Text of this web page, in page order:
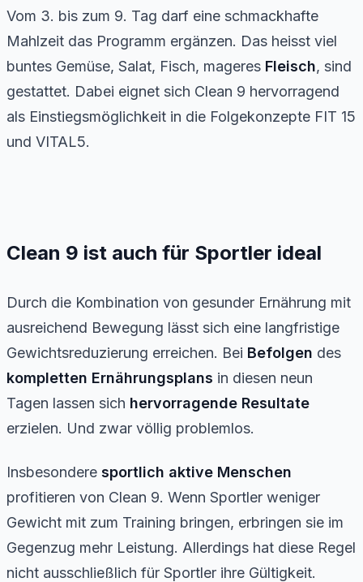
Vom 3. bis zum 9. Tag darf eine schmackhafte
Mahlzeit das Programm ergänzen. Das heisst viel
buntes Gemüse, Salat, Fisch, mageres Fleisch, sind
gestattet. Dabei eignet sich Clean 9 hervorragend
als Einstiegsmöglichkeit in die Folgekonzepte FIT 15
und VITAL5.
Clean 9 ist auch für Sportler ideal
Durch die Kombination von gesunder Ernährung mit
ausreichend Bewegung lässt sich eine langfristige
Gewichtsreduzierung erreichen. Bei Befolgen des
kompletten Ernährungsplans in diesen neun
Tagen lassen sich hervorragende Resultate
erzielen. Und zwar völlig problemlos.
Insbesondere sportlich aktive Menschen
profitieren von Clean 9. Wenn Sportler weniger
Gewicht mit zum Training bringen, erbringen sie im
Gegenzug mehr Leistung. Allerdings hat diese Regel
nicht ausschließlich für Sportler ihre Gültigkeit.